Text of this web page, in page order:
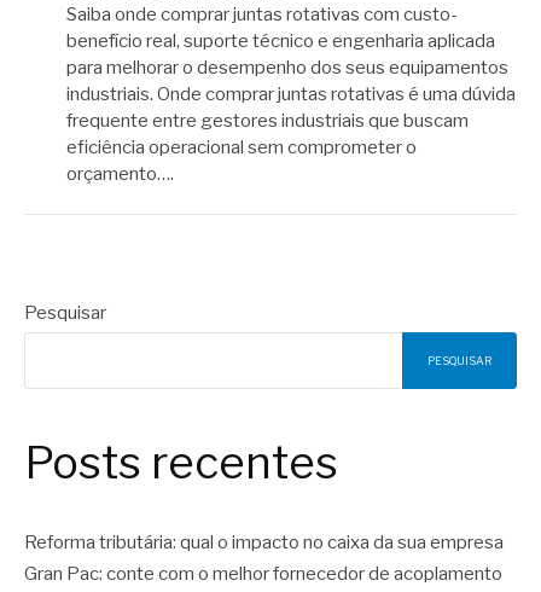
Saiba onde comprar juntas rotativas com custo-
benefício real, suporte técnico e engenharia aplicada
para melhorar o desempenho dos seus equipamentos
industriais. Onde comprar juntas rotativas é uma dúvida
frequente entre gestores industriais que buscam
eficiência operacional sem comprometer o
orçamento….
Pesquisar
PESQUISAR
Posts recentes
Reforma tributária: qual o impacto no caixa da sua empresa
Gran Pac: conte com o melhor fornecedor de acoplamento